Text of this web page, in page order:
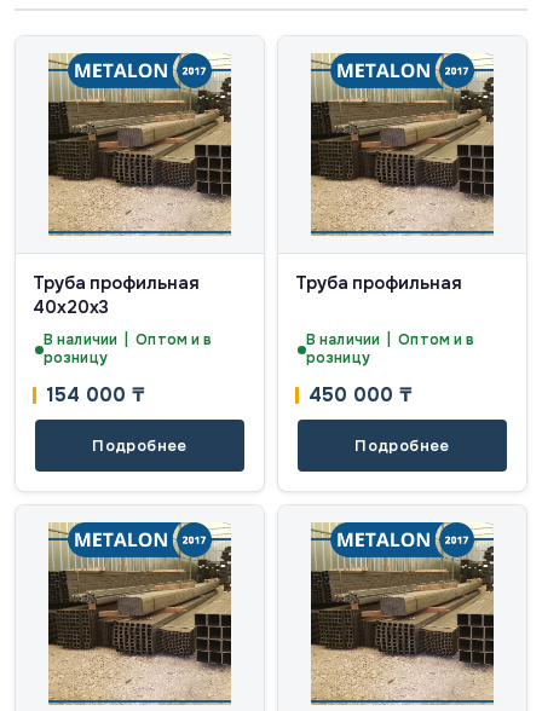
Труба профильная
40х20х3
В наличии | Оптом и в
розницу
154 000 ₸
Подробнее
Труба профильная
В наличии | Оптом и в
розницу
450 000 ₸
Подробнее